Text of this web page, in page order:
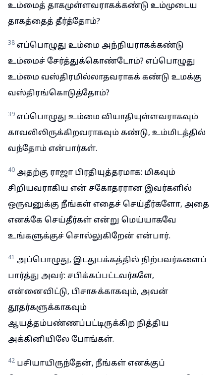
உம்மைத் தாகமுள்ளவராகக்கண்டு உம்முடைய
தாகத்தைத் தீர்த்தோம்?
38 எப்பொழுது உம்மை அந்நியராகக்கண்டு
உம்மைச் சேர்த்துக்கொண்டோம்? எப்பொழுது
உம்மை வஸ்திரமில்லாதவராகக் கண்டு உமக்கு
வஸ்திரங்கொடுத்தோம்?
39 எப்பொழுது உம்மை வியாதியுள்ளவராகவும்
காவலிலிருக்கிறவராகவும் கண்டு, உம்மிடத்தில்
வந்தோம் என்பார்கள்.
40 அதற்கு ராஜா பிரதியுத்தரமாக: மிகவும்
சிறியவராகிய என் சகோதரரான இவர்களில்
ஒருவனுக்கு நீங்கள் எதைச் செய்தீர்களோ, அதை
எனக்கே செய்தீர்கள் என்று மெய்யாகவே
உங்களுக்குச் சொல்லுகிறேன் என்பார்.
41 அப்பொழுது, இடதுபக்கத்தில் நிற்பவர்களைப்
பார்த்து அவர்: சபிக்கப்பட்டவர்களே,
என்னைவிட்டு, பிசாசுக்காகவும், அவன்
தூதர்களுக்காகவும்
ஆயத்தம்பண்ணப்பட்டிருக்கிற நித்திய
அக்கினியிலே போங்கள்.
42 பசியாயிருந்தேன், நீங்கள் எனக்குப்